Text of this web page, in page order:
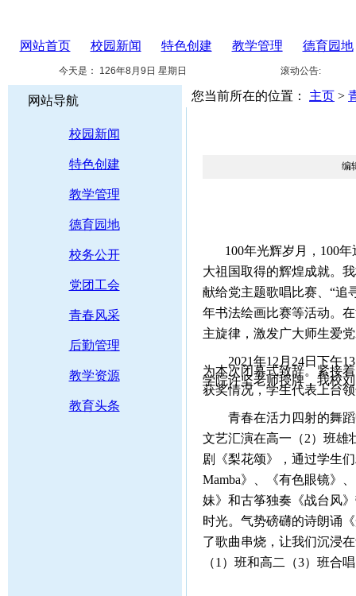
网站首页 校园新闻 特色创建 教学管理 德育园地
今天是： 126年8月9日 星期日 滚动公告:
网站导航
校园新闻
特色创建
教学管理
德育园地
校务公开
党团工会
青春风采
后勤管理
教学资源
教育头条
您当前所在的位置： 主页 >
编
100年光辉岁月， 100年
大祖国取得的辉煌成就。
献给党主题歌唱比赛、“追
年书法绘画比赛等活动。
主旋律，激发广大师生爱
2021年12月24日下午
为本次闭幕式致辞。紧接
学院许坚老师授牌，我校
获奖情况，学生代表上台
青春在活力四射的舞
文艺汇演在高一（2）班雄
剧《梨花颂》，通过学生
Mamba》、《有色眼镜》
妹》和古筝独奏《战台风
时光。气势磅礴的诗朗诵
了歌曲串烧，让我们沉浸
（1）班和高二（3）班合